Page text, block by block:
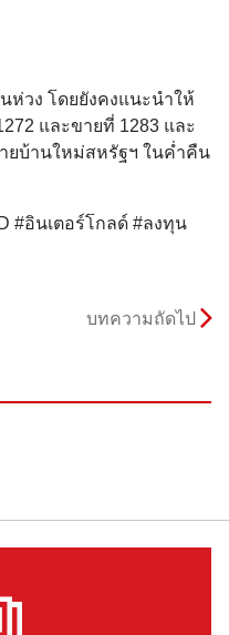
ห่วง โดยยังคงแนะนำให้
และขายที่ 1283 และ
ยบ้านใหม่สหรัฐฯ ในค่ำคืน
#อินเตอร์โกลด์ #ลงทุน
บทความถัดไป